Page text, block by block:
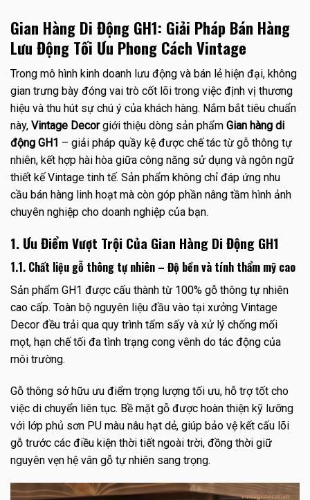
Gian Hàng Di Động GH1: Giải Pháp Bán Hàng
Lưu Động Tối Ưu Phong Cách Vintage
Trong mô hình kinh doanh lưu động và bán lẻ hiện đại, không
gian trưng bày đóng vai trò cốt lõi trong việc định vị thương
hiệu và thu hút sự chú ý của khách hàng. Nắm bắt tiêu chuẩn
này, Vintage Decorgiới thiệu dòng sản phẩm Gian hàng di
động GH1 – giải pháp quầy kệ được chế tác từ gỗ thông tự
nhiên, kết hợp hài hòa giữa công năng sử dụng và ngôn ngữ
thiết kế Vintage tinh tế. Sản phẩm không chỉ đáp ứng nhu
cầu bán hàng linh hoạt mà còn góp phần nâng tầm hình ảnh
chuyên nghiệp cho doanh nghiệp của bạn.
1. Ưu Điểm Vượt Trội Của Gian Hàng Di Động GH1
1.1. Chất liệu gỗ thông tự nhiên – Độ bền và tính thẩm mỹ cao
Sản phẩm GH1 được cấu thành từ 100% gỗ thông tự nhiên
cao cấp. Toàn bộ nguyên liệu đầu vào tại xưởng Vintage
Decor đều trải qua quy trình tẩm sấy và xử lý chống mối
mọt, hạn chế tối đa tình trạng cong vênh do tác động của
môi trường.
Gỗ thông sở hữu ưu điểm trọng lượng tối ưu, hỗ trợ tốt cho
việc di chuyển liên tục. Bề mặt gỗ được hoàn thiện kỹ lưỡng
với lớp phủ sơn PU màu nâu hạt dẻ, giúp bảo vệ kết cấu lõi
gỗ trước các điều kiện thời tiết ngoài trời, đồng thời giữ
nguyên vẹn hệ vân gỗ tự nhiên sang trọng.